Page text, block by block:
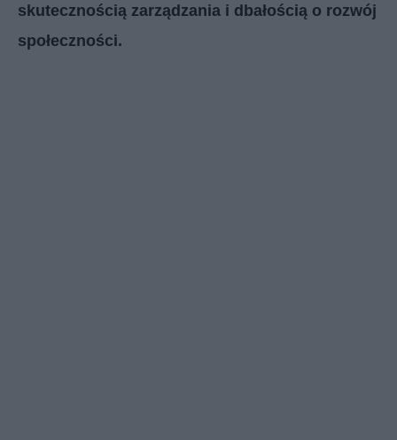
skutecznością zarządzania i dbałością o rozwój
społeczności.